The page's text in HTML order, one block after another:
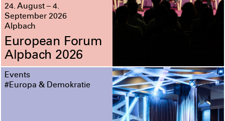
24. August – 4.
September 2026
Alpbach
European Forum
Alpbach 2026
Events
#Europa & Demokratie